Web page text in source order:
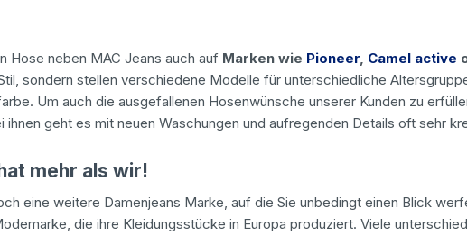
Hose neben MAC Jeans auch auf Marken wie Pioneer, Camel active
sondern stellen verschiedene Modelle für unterschiedliche
Um auch die ausgefallenen Hosenwünsche unserer Kunden zu
ihnen geht es mit neuen Waschungen und aufregenden Details oft sehr
mehr als wir!
eine weitere Damenjeans Marke, auf die Sie unbedingt einen Blick
die ihre Kleidungsstücke in Europa produziert. Viele